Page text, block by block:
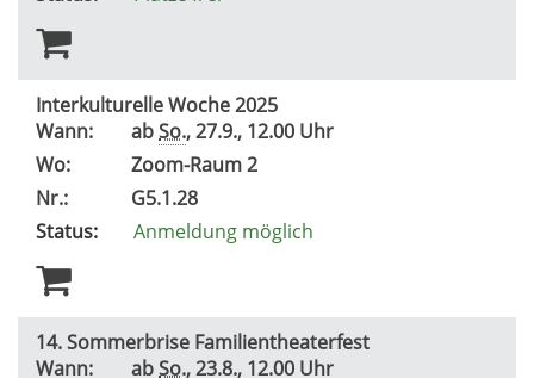
Interkulturelle Woche 2025
Wann:
abSo., 27.9., 12.00 Uhr
Wo:
Zoom-Raum 2
Nr.:
G5.1.28
Status:
Anmeldung möglich
14. Sommerbrise Familientheaterfest
Wann:
abSo., 23.8., 12.00 Uhr